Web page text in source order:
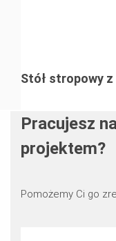
Stół stropowy z
Pracujesz
projektem?
Pomożemy Ci go